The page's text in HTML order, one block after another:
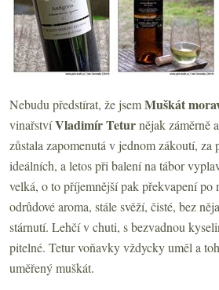
Nebudu předstírat, že jsemMuškát
vinařstvíVladimír Teturnějak záměrně
zůstala zapomenutá v jednom zákoutí, za
ideálních, a letos při balení na tábor
velká, o to příjemnější pak překvapení
odrůdové aroma, stále svěží, čisté, bez
stárnutí. Lehčí v chuti, s bezvadnou
pitelné. Tetur voňavky vždycky uměl a
uměřený muškát.